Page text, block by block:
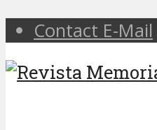
Contact E-Mail